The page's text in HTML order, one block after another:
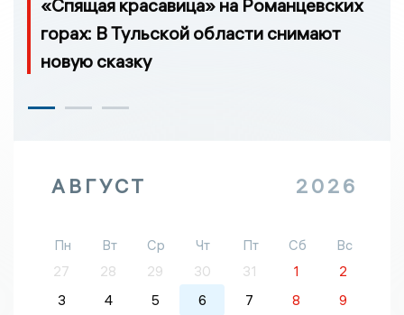
«Спящая красавица» на Романцевских
горах: В Тульской области снимают
новую сказку
АВГУСТ 2026
Пн Вт Ср Чт Пт Сб
Вс
27
28 29 30 31 1
2
3
4 5 6 7 8
9